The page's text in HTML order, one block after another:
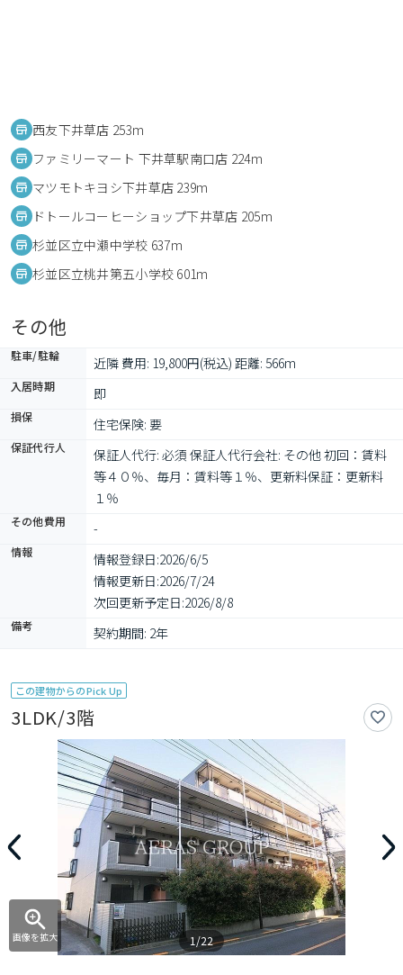
西友下井草店 253m
ファミリーマート 下井草駅南口店 224m
マツモトキヨシ下井草店 239m
ドトールコーヒーショップ下井草店 205m
杉並区立中瀬中学校 637m
杉並区立桃井第五小学校 601m
その他
駐車/駐輪 近隣 費用: 19,800円(税込) 距離: 566m
入居時期 即
損保 住宅保険: 要
保証代行人
保証人代行: 必須 保証人代行会社: その他 初回：賃料
等４０％、毎月：賃料等１％、更新料保証：更新料
１％
その他費用 -
情報 情報登録日:2026/6/5
情報更新日:2026/7/24
次回更新予定日:2026/8/8
備考 契約期間: 2年
この建物からのPick Up
3LDK/3階
画像を拡大 1/22